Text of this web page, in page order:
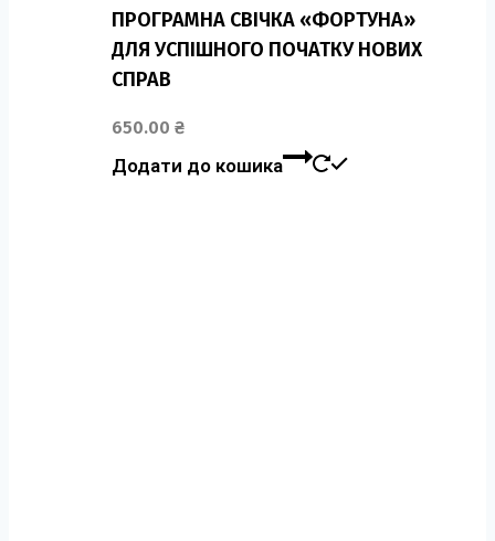
ПРОГРАМНА СВІЧКА «ФОРТУНА»
ДЛЯ УСПІШНОГО ПОЧАТКУ НОВИХ
СПРАВ
650.00 ₴
Додати до кошика